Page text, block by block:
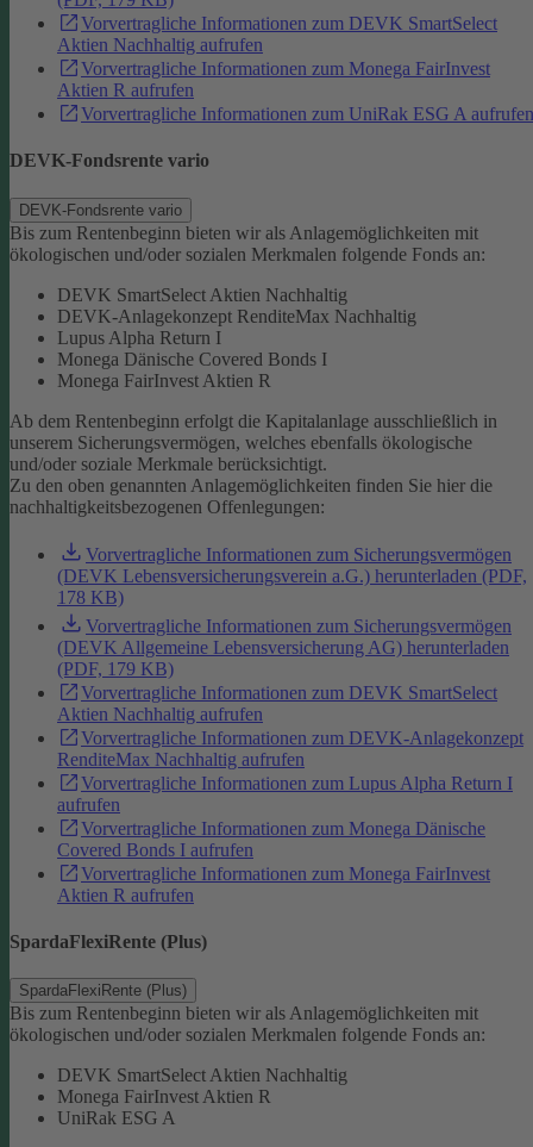
Vorvertragliche Informationen zum DEVK SmartSelect
Aktien Nachhaltig aufrufen
Vorvertragliche Informationen zum Monega FairInvest
Aktien R aufrufen
Vorvertragliche Informationen zum UniRak ESG A aufrufen
DEVK-Fondsrente vario
DEVK-Fondsrente vario
Bis zum Rentenbeginn bieten wir als Anlagemöglichkeiten mit
ökologischen und/oder sozialen Merkmalen folgende Fonds an:
DEVK SmartSelect Aktien Nachhaltig
DEVK-Anlagekonzept RenditeMax Nachhaltig
Lupus Alpha Return I
Monega Dänische Covered Bonds I
Monega FairInvest Aktien R
Ab dem Rentenbeginn erfolgt die Kapitalanlage ausschließlich in
unserem Sicherungsvermögen, welches ebenfalls ökologische
und/oder soziale Merkmale berücksichtigt.
Zu den oben genannten Anlagemöglichkeiten finden Sie hier die
nachhaltigkeitsbezogenen Offenlegungen:
Vorvertragliche Informationen zum Sicherungsvermögen
(DEVK Lebensversicherungsverein a.G.) herunterladen (PDF,
178 KB)
Vorvertragliche Informationen zum Sicherungsvermögen
(DEVK Allgemeine Lebensversicherung AG) herunterladen
(PDF, 179 KB)
Vorvertragliche Informationen zum DEVK SmartSelect
Aktien Nachhaltig aufrufen
Vorvertragliche Informationen zum DEVK-Anlagekonzept
RenditeMax Nachhaltig aufrufen
Vorvertragliche Informationen zum Lupus Alpha Return I
aufrufen
Vorvertragliche Informationen zum Monega Dänische
Covered Bonds I aufrufen
Vorvertragliche Informationen zum Monega FairInvest
Aktien R aufrufen
SpardaFlexiRente (Plus)
SpardaFlexiRente (Plus)
Bis zum Rentenbeginn bieten wir als Anlagemöglichkeiten mit
ökologischen und/oder sozialen Merkmalen folgende Fonds an:
DEVK SmartSelect Aktien Nachhaltig
Monega FairInvest Aktien R
UniRak ESG A